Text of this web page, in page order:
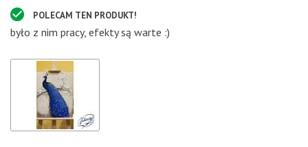
POLECAM TEN PRODUKT!
było z nim pracy, efekty są warte :)